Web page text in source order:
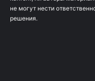
не могут нести
решения.